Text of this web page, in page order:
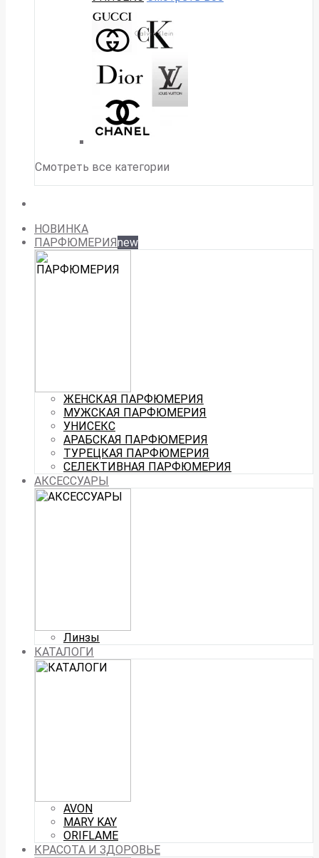
Смотреть все категории
НОВИНКА
ПАРФЮМЕРИЯnew
ЖЕНСКАЯ ПАРФЮМЕРИЯ
МУЖСКАЯ ПАРФЮМЕРИЯ
УНИСЕКС
АРАБСКАЯ ПАРФЮМЕРИЯ
ТУРЕЦКАЯ ПАРФЮМЕРИЯ
СЕЛЕКТИВНАЯ ПАРФЮМЕРИЯ
АКСЕССУАРЫ
Линзы
КАТАЛОГИ
AVON
MARY KAY
ORIFLAME
КРАСОТА И ЗДОРОВЬЕ